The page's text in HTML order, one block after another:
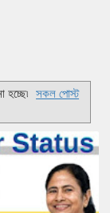
হচ্ছে৷ সকল পোস্ট